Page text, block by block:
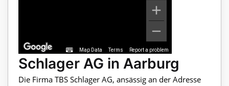
Map Data Terms Report a problem
Schlager AG in Aarburg
Die Firma TBS Schlager AG, ansässig an der Adresse